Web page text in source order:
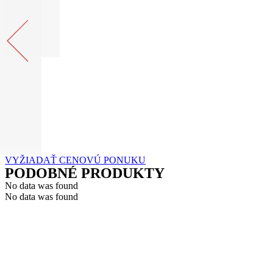
VYŽIADAŤ CENOVÚ PONUKU
PODOBNÉ PRODUKTY
No data was found
No data was found